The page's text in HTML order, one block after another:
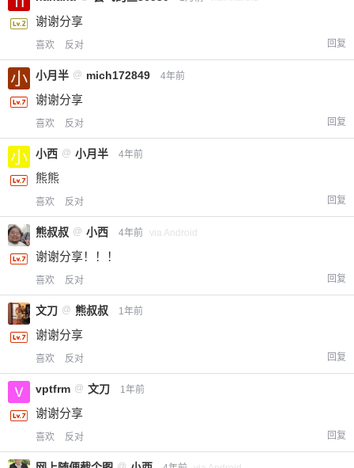
谢谢分享
喜欢 反对 回复
小月半 @ mich172849 4年前
谢谢分享
喜欢 反对 回复
小西 @ 小月半 4年前
熊熊
喜欢 反对 回复
熊叔叔 @ 小西 4年前 via Android
谢谢分享！！！
喜欢 反对 回复
文刀 @ 熊叔叔 1年前
谢谢分享
喜欢 反对 回复
vptfrm @ 文刀 1年前
谢谢分享
喜欢 反对 回复